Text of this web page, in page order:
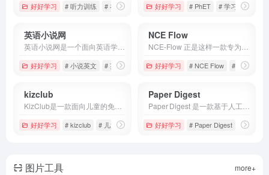
好好学习 # 听力训练 # 在线教育 # 巴别英语
好好学习 # PhET # 学习平台
英语小说网
好好学习 # 小说英文 # 英文名著 # 英语名著
NCE Flow
好好学习 # NCE Flow # 学习资源
kizclub
好好学习 # kizclub # 儿童英语学习 # 免费在线学习
Paper Digest
好好学习 # Paper Digest # 免费学
图片工具 more+